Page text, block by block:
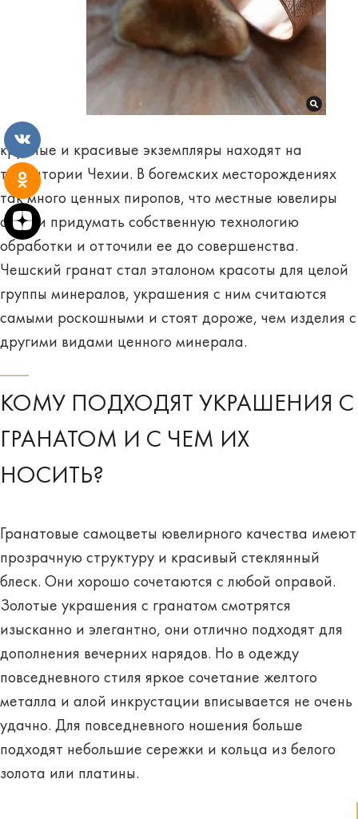
крупные и красивые экземпляры находят на
территории Чехии. В богемских месторождениях
так много ценных пиропов, что местные ювелиры
смогли придумать собственную технологию
обработки и отточили ее до совершенства.
Чешский гранат стал эталоном красоты для целой
группы минералов, украшения с ним считаются
самыми роскошными и стоят дороже, чем изделия с
другими видами ценного минерала.
КОМУ ПОДХОДЯТ УКРАШЕНИЯ С
ГРАНАТОМ И С ЧЕМ ИХ
НОСИТЬ?
Гранатовые самоцветы ювелирного качества имеют
прозрачную структуру и красивый стеклянный
блеск. Они хорошо сочетаются с любой оправой.
Золотые украшения с гранатом смотрятся
изысканно и элегантно, они отлично подходят для
дополнения вечерних нарядов. Но в одежду
повседневного стиля яркое сочетание желтого
металла и алой инкрустации вписывается не очень
удачно. Для повседневного ношения больше
подходят небольшие сережки и кольца из белого
золота или платины.